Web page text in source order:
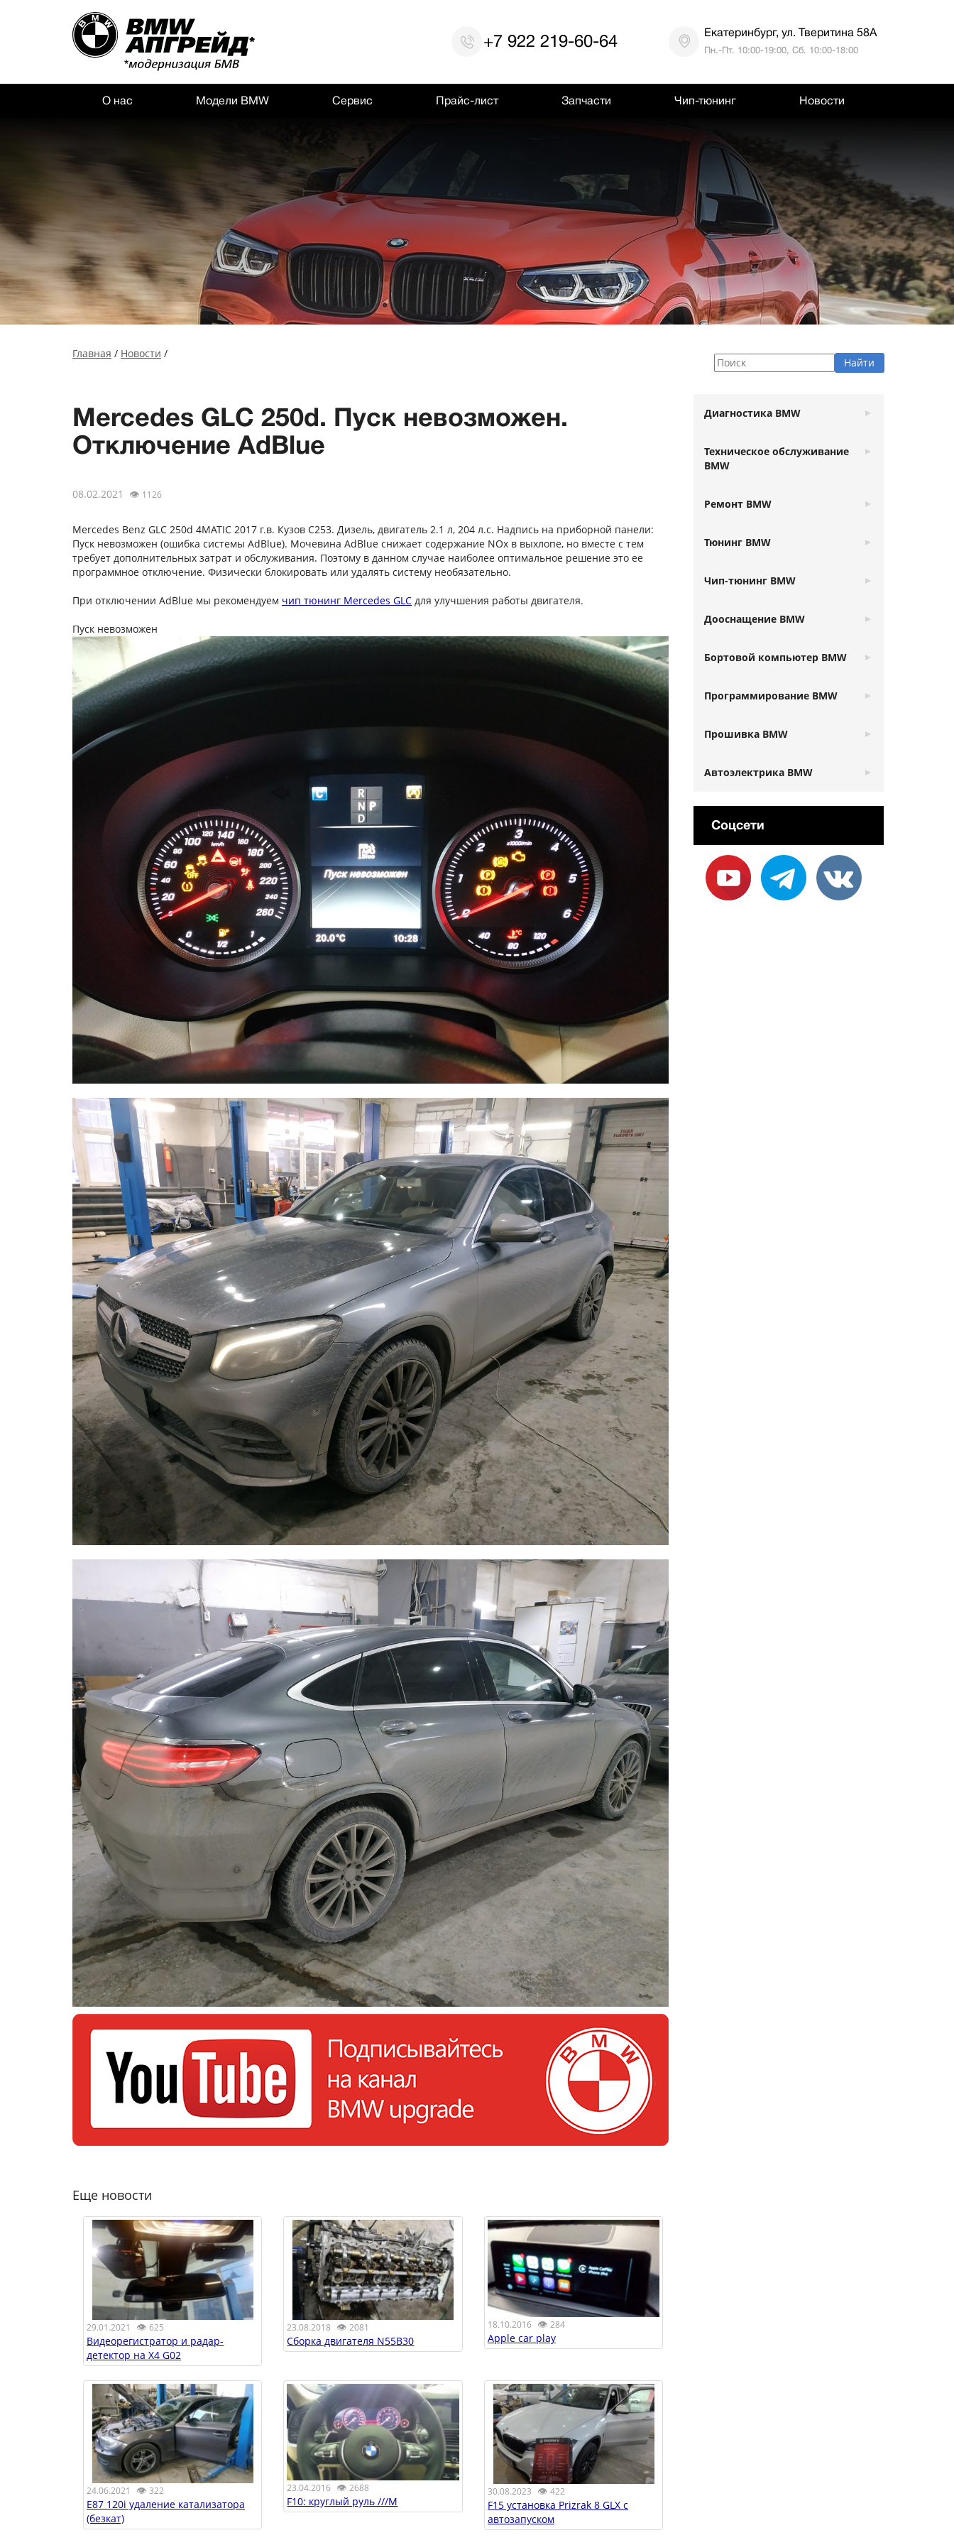
+7 922 219-60-64 Екатеринбург, ул. Тверитина 58А
Пн.-Пт. 10:00-19:00, Сб. 10:00-18:00
О нас Модели BMW Сервис Прайс-лист Запчасти Чип-тюнинг Новости
Главная / Новости /
Mercedes GLC 250d. Пуск невозможен.
Отключение AdBlue
08.02.2021 👁 1126
Mercedes Benz GLC 250d 4МАТIС 2017 г.в. Кузов C253. Дизель, двигатель 2.1 л, 204 л.с. Надпись на приборной панели:
Пуск невозможен (ошибка системы AdBlue). Мочевина AdBlue снижает содержание NOx в выхлопе, но вместе с тем
требует дополнительных затрат и обслуживания. Поэтому в данном случае наиболее оптимальное решение это ее
программное отключение. Физически блокировать или удалять систему необязательно.
При отключении AdBlue мы рекомендуем чип тюнинг Mercedes GLC для улучшения работы двигателя.
Пуск невозможен
Еще новости
29.01.2021 👁 625
Видеорегистратор и радар-
детектор на X4 G02
23.08.2018 👁 2081
Сборка двигателя N55B30
18.10.2016 👁 284
Apple car play
24.06.2021 👁 322
E87 120i удаление катализатора
(безкат)
23.04.2016 👁2688
F10: круглый руль ///M
30.08.2023 👁 422
F15 установка Prizrak 8 GLX с
автозапуском
Диагностика BMW
Техническое обслуживание
BMW
Ремонт BMW
Тюнинг BMW
Чип-тюнинг BMW
Дооснащение BMW
Бортовой компьютер BMW
Программирование BMW
Прошивка BMW
Автоэлектрика BMW
Соцсети